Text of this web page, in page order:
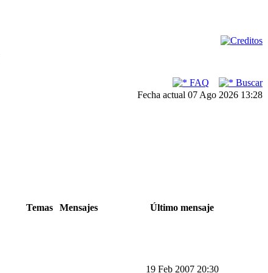
FAQ
Buscar
Fecha actual 07 Ago 2026 13:28
Temas Mensajes Último mensaje
19 Feb 2007 20:30